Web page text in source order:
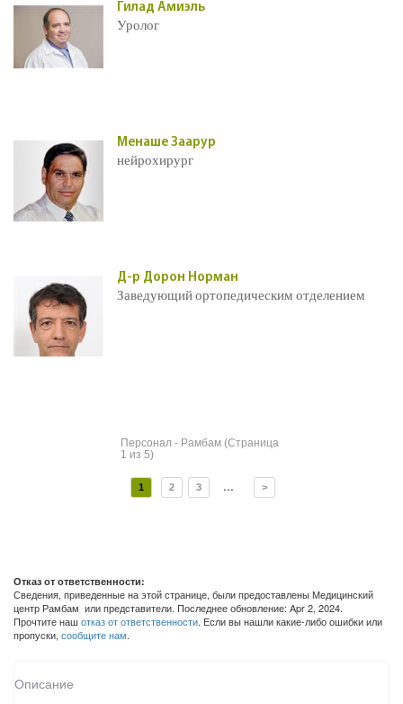
Гилад Амиэль
Уролог
Менаше Заарур
нейрохирург
Д-р Дорон Норман
Заведующий ортопедическим отделением
Персонал - Рамбам (Страница
1 из 5)
1 2 3 ... >
Отказ от ответственности:
Сведения, приведенные на этой странице, были предоставлены Медицинский
центр Рамбам или представители. Последнее обновление: Apr 2, 2024.
Прочтите наш отказ от ответственности. Если вы нашли какие-либо ошибки или
пропуски, сообщите нам.
Описание